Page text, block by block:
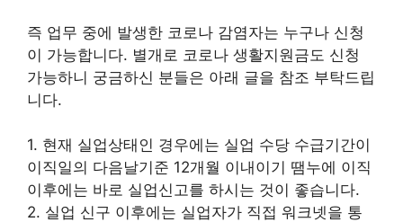
즉 업무 중에 발생한 코로나 감염자는 누구나 신청
이 가능합니다. 별개로 코로나 생활지원금도 신청
가능하니 궁금하신 분들은 아래 글을 참조 부탁드립
니다.
1. 현재 실업상태인 경우에는 실업 수당 수급기간이
이직일의 다음날기준 12개월 이내이기 땜누에 이직
이후에는 바로 실업신고를 하시는 것이 좋습니다.
2. 실업 신구 이후에는 실업자가 직접 워크넷을 통